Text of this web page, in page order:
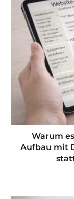
Warum
Aufbau mit